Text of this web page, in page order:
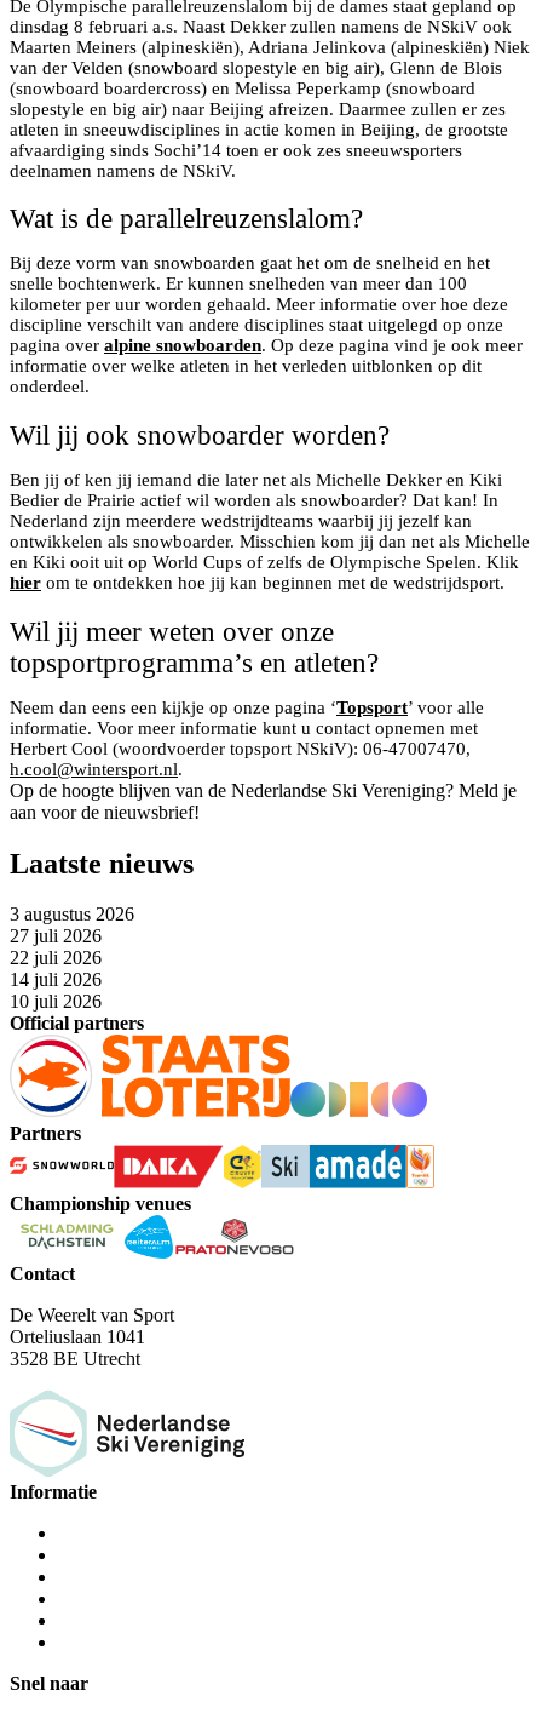
De Olympische parallelreuzenslalom bij de dames staat gepland op
dinsdag 8 februari a.s. Naast Dekker zullen namens de NSkiV ook
Maarten Meiners (alpineskiën), Adriana Jelinkova (alpineskiën) Niek
van der Velden (snowboard slopestyle en big air), Glenn de Blois
(snowboard boardercross) en Melissa Peperkamp (snowboard
slopestyle en big air) naar Beijing afreizen. Daarmee zullen er zes
atleten in sneeuwdisciplines in actie komen in Beijing, de grootste
afvaardiging sinds Sochi’14 toen er ook zes sneeuwsporters
deelnamen namens de NSkiV.
Wat is de parallelreuzenslalom?
Bij deze vorm van snowboarden gaat het om de snelheid en het
snelle bochtenwerk. Er kunnen snelheden van meer dan 100
kilometer per uur worden gehaald. Meer informatie over hoe deze
discipline verschilt van andere disciplines staat uitgelegd op onze
pagina over alpine snowboarden. Op deze pagina vind je ook meer
informatie over welke atleten in het verleden uitblonken op dit
onderdeel.
Wil jij ook snowboarder worden?
Ben jij of ken jij iemand die later net als Michelle Dekker en Kiki
Bedier de Prairie actief wil worden als snowboarder? Dat kan! In
Nederland zijn meerdere wedstrijdteams waarbij jij jezelf kan
ontwikkelen als snowboarder. Misschien kom jij dan net als Michelle
en Kiki ooit uit op World Cups of zelfs de Olympische Spelen. Klik
hier om te ontdekken hoe jij kan beginnen met de wedstrijdsport.
Wil jij meer weten over onze
topsportprogramma’s en atleten?
Neem dan eens een kijkje op onze pagina ‘Topsport’ voor alle
informatie. Voor meer informatie kunt u contact opnemen met
Herbert Cool (woordvoerder topsport NSkiV): 06-47007470,
h.cool@wintersport.nl.
Op de hoogte blijven van de Nederlandse Ski Vereniging? Meld je
aan voor de nieuwsbrief!
Laatste nieuws
3 augustus 2026
27 juli 2026
22 juli 2026
14 juli 2026
10 juli 2026
Official partners
Partners
Championship venues
Contact
De Weerelt van Sport
Orteliuslaan 1041
3528 BE Utrecht
Informatie
Snel naar